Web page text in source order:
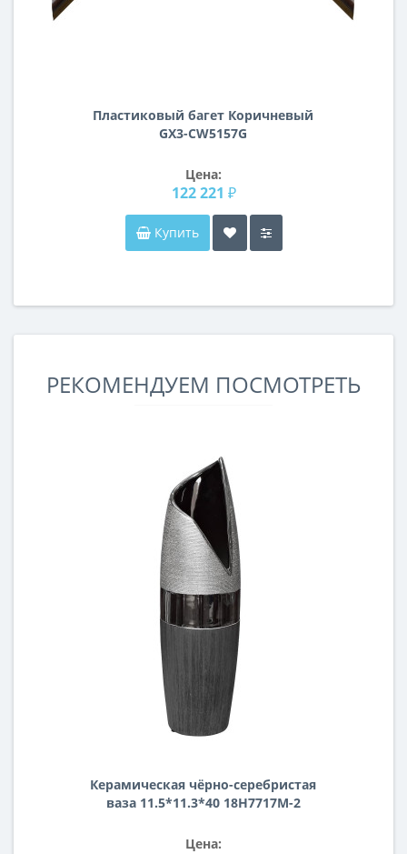
Пластиковый багет Коричневый
GX3-CW5157G
Цена:
122 221 ₽
Купить
РЕКОМЕНДУЕМ ПОСМОТРЕТЬ
Керамическая чёрно-серебристая
ваза 11.5*11.3*40 18H7717M-2
Цена: